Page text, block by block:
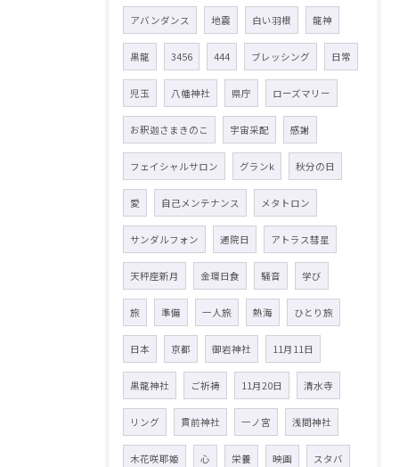
アバンダンス 地震 白い羽根 龍神
黒龍 3456 444 ブレッシング 日常
児玉 八幡神社 県庁 ローズマリー
お釈迦さまきのこ 宇宙采配 感謝
フェイシャルサロン グランk 秋分の日
愛 自己メンテナンス メタトロン
サンダルフォン 通院日 アトラス彗星
天秤座新月 金環日食 騒音 学び
旅 準備 一人旅 熱海 ひとり旅
日本 京都 御岩神社 11月11日
黒龍神社 ご祈祷 11月20日 清水寺
リング 貫前神社 一ノ宮 浅間神社
木花咲耶姫 心 栄養 映画 スタバ